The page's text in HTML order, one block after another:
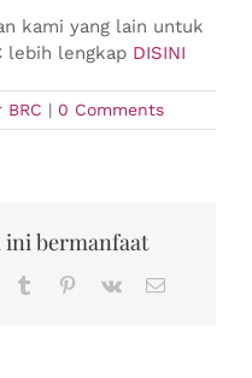
kami yang lain untuk
lebih lengkap DISINI
BRC | 0 Comments
bermanfaat
Tumblr Pinterest
Vk Email